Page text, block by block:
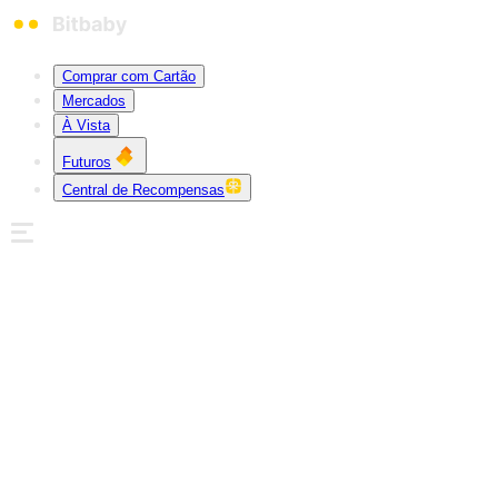
Comprar com Cartão
Mercados
À Vista
Futuros
Central de Recompensas